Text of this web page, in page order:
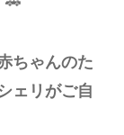
ちゃんのた
ェリがご自